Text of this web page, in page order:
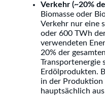
Verkehr (~20%
Biomasse oder
Verkehr nur eine
oder 600 TWh
verwendeten
20% der
Transportenergie
Erdölprodukten.
in der Produktion
hauptsächlich